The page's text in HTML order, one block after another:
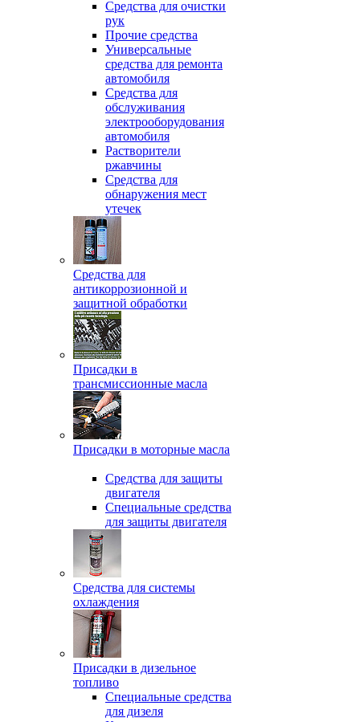
Средства для очистки
рук
Прочие средства
Универсальные
средства для ремонта
автомобиля
Средства для
обслуживания
электрооборудования
автомобиля
Растворители
ржавчины
Средства для
обнаружения мест
утечек
Средства для
антикоррозионной и
защитной обработки
Присадки в
трансмиссионные масла
Присадки в моторные масла
Средства для защиты
двигателя
Специальныe средства
для защиты двигателя
Средства для системы
охлаждения
Присадки в дизельное
топливо
Спeциальные средства
для дизеля